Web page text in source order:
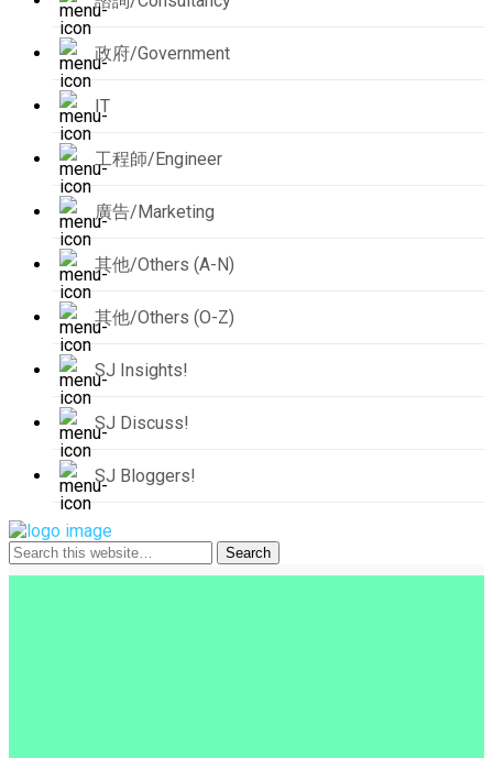
政府/Government
IT
工程師/Engineer
廣告/Marketing
其他/Others (A-N)
其他/Others (O-Z)
SJ Insights!
SJ Discuss!
SJ Bloggers!